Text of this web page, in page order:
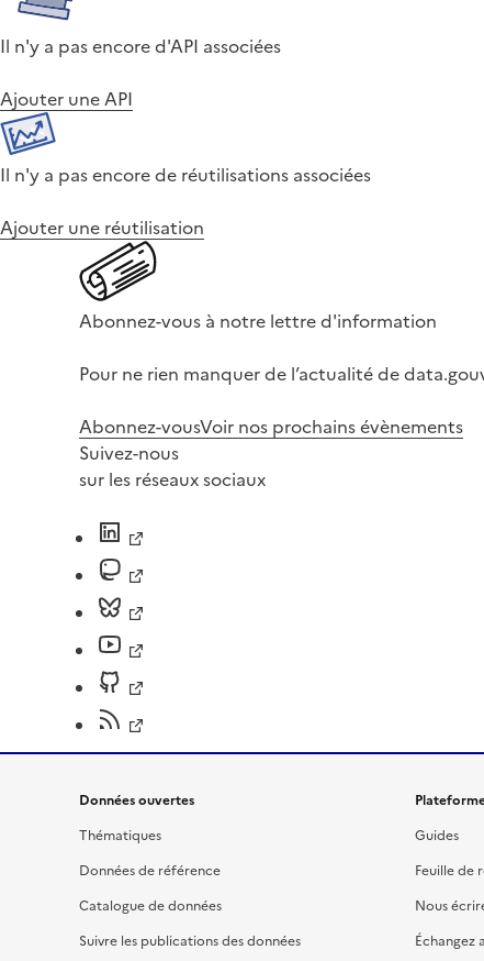
Il n'y a pas encore d'API associées
Ajouter une API
Il n'y a pas encore de réutilisations associées
Ajouter une réutilisation
Abonnez-vous à notre lettre d'information
Pour ne rien manquer de l’actualité de
Abonnez-vousVoir nos prochains évènements
Suivez-nous
sur les réseaux sociaux
Données ouvertes
Thématiques
Données de référence
Catalogue de données
Suivre les publications des données
Guides
Feuille de
Nous
Échangez